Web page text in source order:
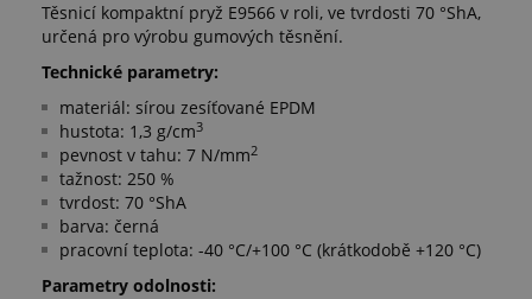
Těsnicí kompaktní pryž E9566 v roli, ve tvrdosti 70 °ShA,
určená pro výrobu gumových těsnění.
Technické parametry:
materiál: sírou zesíťované EPDM
hustota: 1,3 g/cm3
pevnost v tahu: 7 N/mm2
tažnost: 250 %
tvrdost: 70 °ShA
barva: černá
pracovní teplota: -40 °C/+100 °C (krátkodobě +120 °C)
​Parametry odolnosti: